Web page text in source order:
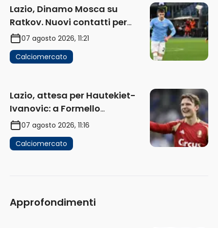
Lazio, Dinamo Mosca su
Ratkov. Nuovi contatti per
Pinamonti
07 agosto 2026, 11:21
Calciomercato
Lazio, attesa per Hautekiet-
Ivanovic: a Formello
attendono risposte
07 agosto 2026, 11:16
Calciomercato
Approfondimenti